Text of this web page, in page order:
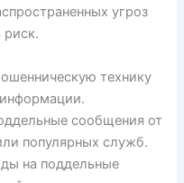
угроз
риск.
технику
сообщения от
популярных служб.
на поддельные